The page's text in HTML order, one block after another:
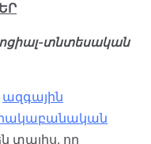
տնտեսական
ազգային
տալիս, որ